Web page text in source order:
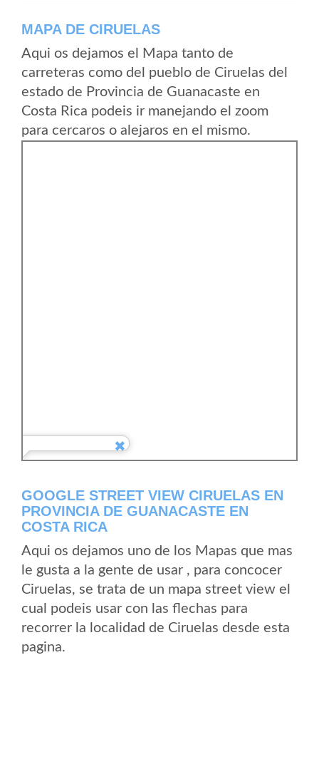
MAPA DE CIRUELAS
Aqui os dejamos el Mapa tanto de
carreteras como del pueblo de Ciruelas del
estado de Provincia de Guanacaste en
Costa Rica podeis ir manejando el zoom
para cercaros o alejaros en el mismo.
GOOGLE STREET VIEW CIRUELAS EN
PROVINCIA DE GUANACASTE EN
COSTA RICA
Aqui os dejamos uno de los Mapas que mas
le gusta a la gente de usar , para concocer
Ciruelas, se trata de un mapa street view el
cual podeis usar con las flechas para
recorrer la localidad de Ciruelas desde esta
pagina.